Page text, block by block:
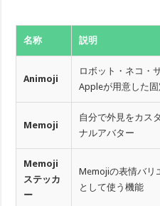
名称 説明
Animoji
ロボット・ネコ・
Appleが用意した
Memoji
自分で外見をカス
ナルアバター
Memoji
ステッカ
ー
Memojiの表情バリ
として使う機能